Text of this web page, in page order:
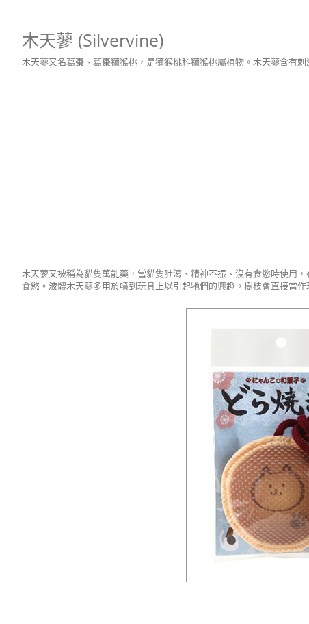
木天蓼 (Silvervine)
木天蓼又名葛棗、葛棗獼猴桃，是獼猴桃科獼猴桃屬植物。木天蓼含有
木天蓼又被稱為貓隻萬能藥，當貓隻肚瀉、精神不振、沒有食慾時使用
食慾。液體木天蓼多用於噴到玩具上以引起牠們的興趣。樹枝會直接當